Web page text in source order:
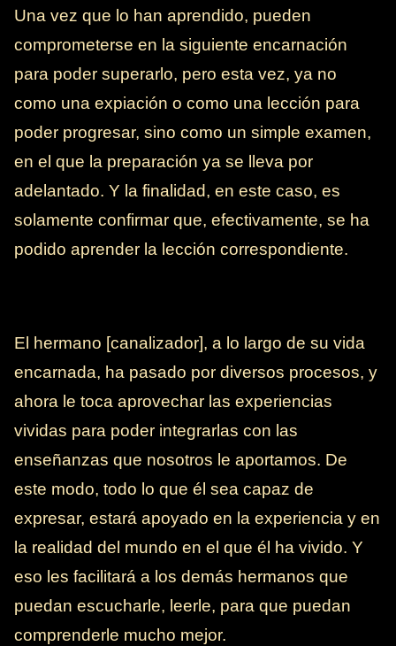
Una vez que lo han aprendido, pueden
comprometerse en la siguiente encarnación
para poder superarlo, pero esta vez, ya no
como una expiación o como una lección para
poder progresar, sino como un simple examen,
en el que la preparación ya se lleva por
adelantado. Y la finalidad, en este caso, es
solamente confirmar que, efectivamente, se ha
podido aprender la lección correspondiente.
El hermano [canalizador], a lo largo de su vida
encarnada, ha pasado por diversos procesos, y
ahora le toca aprovechar las experiencias
vividas para poder integrarlas con las
enseñanzas que nosotros le aportamos. De
este modo, todo lo que él sea capaz de
expresar, estará apoyado en la experiencia y en
la realidad del mundo en el que él ha vivido. Y
eso les facilitará a los demás hermanos que
puedan escucharle, leerle, para que puedan
comprenderle mucho mejor.